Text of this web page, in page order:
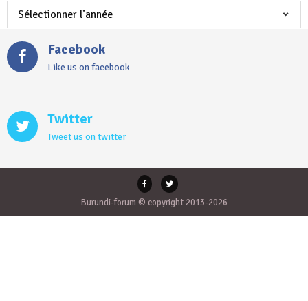
Facebook
Like us on facebook
Twitter
Tweet us on twitter
Burundi-forum © copyright 2013-2026